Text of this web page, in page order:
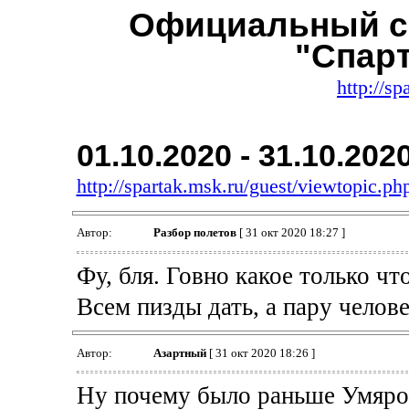
Официальный
http://
01.10.2020 -
http://spartak.msk.ru/guest/
Автор: Разбор полетов[ 31 окт 2020 18:27 ]
Фу, бля. Говно какое только
Всем пизды дать, а пару
Автор: Азартный[ 31 окт 2020 18:26 ]
Ну почему было раньше